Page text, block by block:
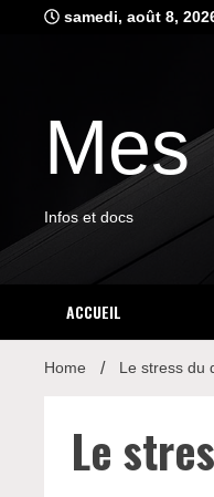
samedi, août 8,
Mes
Infos et docs
ACCUEIL
Home Le stress du
Le